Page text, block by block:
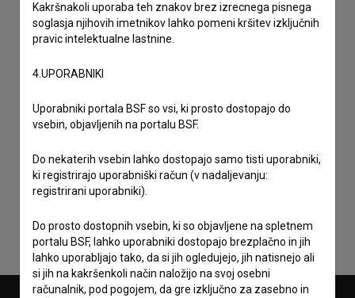
Sprejemamsplošne pogojein dajemsoglasjeza
zbiranje, hrambo in obdelavo osebnih podatkov.
Kakršnakoli uporaba teh znakov brez izrecnega pisnega
soglasja njihovih imetnikov lahko pomeni kršitev izključnih
pravic intelektualne lastnine.
4.UPORABNIKI
Uporabniki portala BSF so vsi, ki prosto dostopajo do
vsebin, objavljenih na portalu BSF.
Do nekaterih vsebin lahko dostopajo samo tisti uporabniki,
ki registrirajo uporabniški račun (v nadaljevanju:
registrirani uporabniki).
Do prosto dostopnih vsebin, ki so objavljene na spletnem
portalu BSF, lahko uporabniki dostopajo brezplačno in jih
lahko uporabljajo tako, da si jih ogledujejo, jih natisnejo ali
si jih na kakršenkoli način naložijo na svoj osebni
računalnik, pod pogojem, da gre izključno za zasebno in